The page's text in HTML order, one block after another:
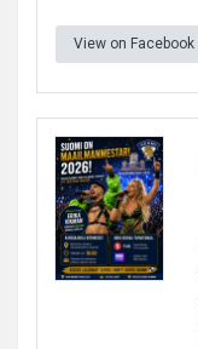
View on Facebook